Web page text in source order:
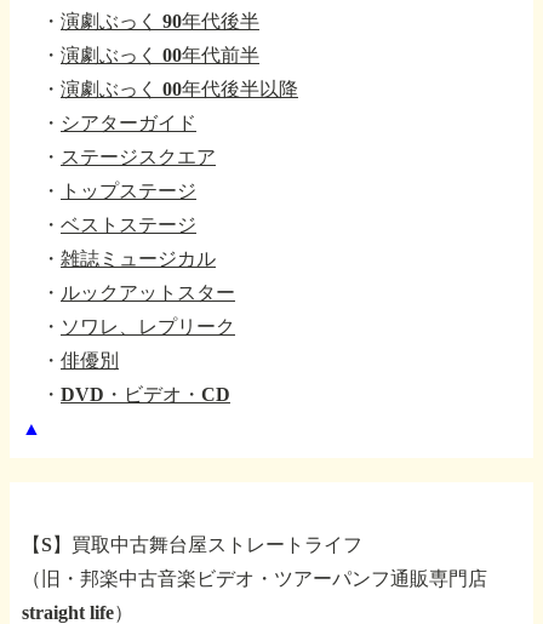
・ 演劇ぶっく 90年代後半
・ 演劇ぶっく 00年代前半
・ 演劇ぶっく 00年代後半以降
・ シアターガイド
・ ステージスクエア
・
トップステージ
・ ベストステージ
・ 雑誌ミュージカル
・ ルックアットスター
・ ソワレ、レプリーク
・ 俳優別
・ DVD・ビデオ・CD
▲
【S】買取中古舞台屋ストレートライフ
（旧・邦楽中古音楽ビデオ・ツアーパンフ通販専門店
straight life）